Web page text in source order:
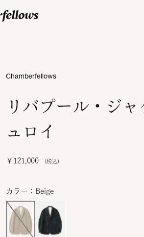
リバプール・ジ
ュロイ
￥121,000
Chamberfellows
カラー：Beige